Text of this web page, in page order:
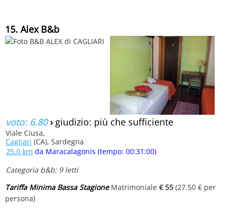
15. Alex B&b
voto: 6.80› giudizio: più che sufficiente
Viale Ciusa,
Cagliari (CA), Sardegna
25.0 km da Maracalagonis (tempo: 00:31:00)
Categoria b&b: 9 letti
Tariffa Minima Bassa StagioneMatrimoniale € 55 (27.50 € per
persona)